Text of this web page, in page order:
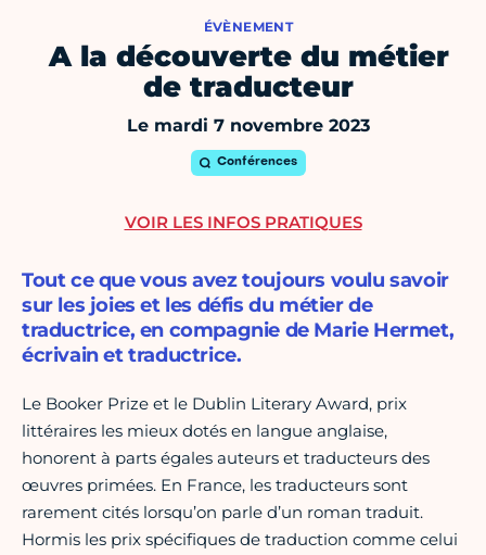
ÉVÈNEMENT
A la découverte du métier
de traducteur
Le mardi 7 novembre 2023
Conférences
Tout ce que vous avez toujours voulu savoir
sur les joies et les défis du métier de
traductrice, en compagnie de Marie Hermet,
écrivain et traductrice.
Le Booker Prize et le Dublin Literary Award, prix
littéraires les mieux dotés en langue anglaise,
honorent à parts égales auteurs et traducteurs des
œuvres primées. En France, les traducteurs sont
rarement cités lorsqu’on parle d’un roman traduit.
Hormis les prix spécifiques de traduction comme celui
VOIR LES INFOS PRATIQUES